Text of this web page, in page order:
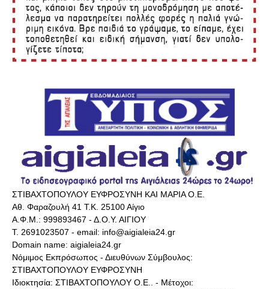
ΣΤΙΒΑΧΤΟΠΟΥΛΟΥ ΕΥΦΡΟΣΥΝΗ ΚΑΙ ΜΑΡΙΑ Ο.Ε.
Αθ. Φαραζουλή 41 Τ.Κ. 25100 Αίγιο
Α.Φ.Μ.: 999893467 - Δ.Ο.Υ. ΑΙΓΙΟΥ
Τ. 2691023507 - email: info@aigialeia24.gr
Domain name: aigialeia24.gr
Νόμιμος Εκπρόσωπος - Διευθύνων Σύμβουλος:
ΣΤΙΒΑΧΤΟΠΟΥΛΟΥ ΕΥΦΡΟΣΥΝΗ
Ιδιοκτησία: ΣΤΙΒΑΧΤΟΠΟΥΛΟΥ Ο.Ε.. - Μέτοχοι: